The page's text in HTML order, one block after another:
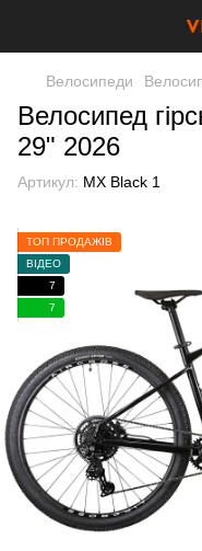
Велосипеди
Велосипед
29" 2026
Артикул: MX Black 1
ТОП ПРОДАЖІВ
ВІДЕО
7
7